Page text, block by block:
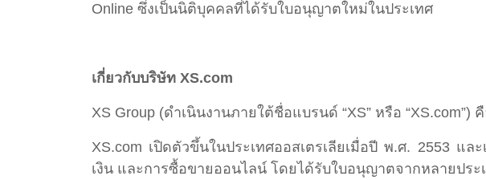
Online ซึ่งเป็นนิติบุคคลที่ได้รับใบอนุญาตใหม่ในประเทศ
เกี่ยวกับบริษัท XS.com
XS Group (ดำเนินงานภายใต้ชื่อแบรนด์ “XS” หรือ
XS.com เปิดตัวขึ้นในประเทศออสเตรเลียเมื่อปี พ.ศ. 2553 แ
เงิน และการซื้อขายออนไลน์ โดยได้รับใบอนุญาตจากหลายปร